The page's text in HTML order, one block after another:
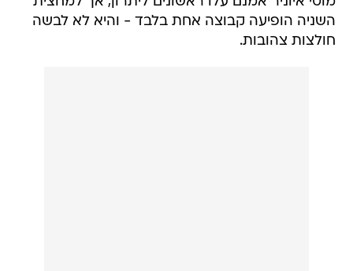
השניה הופיעה קבוצה אחת בלבד - והיא לא לבשה
חולצות צהובות.